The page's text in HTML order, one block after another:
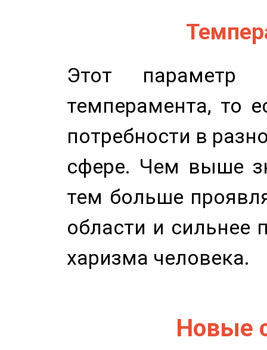
Этот параметр
темперамента, то
потребности в
сфере. Чем выше
тем больше
области и сильнее
харизма человека.
Новые